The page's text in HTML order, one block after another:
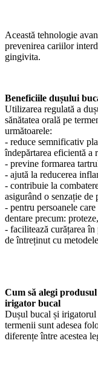
Această tehnologie
prevenirea cariilor
gingivita.
Beneficiile dușului
Utilizarea regulată a
sănătatea orală pe
următoarele:
- reduce semnificativ
îndepărtarea eficientă a
- previne formarea
- ajută la reducerea
- contribuie la
asigurând o senzație de
- pentru persoanele
dentare precum:
- facilitează curățarea
de întreținut cu
Cum să alegi
irigator bucal
Dușul bucal și irigatorul
termenii sunt adesea
diferențe între acestea